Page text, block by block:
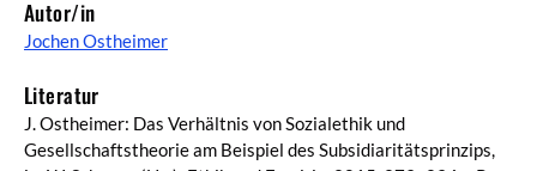
Autor/in
Jochen Ostheimer
Literatur
J. Ostheimer: Das Verhältnis von Sozialethik und
Gesellschaftstheorie am Beispiel des Subsidiaritätsprinzips,